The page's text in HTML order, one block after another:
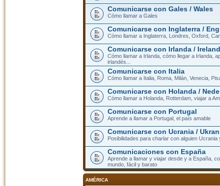
Comunicarse con Gales / Wales
Cómo llamar a Gales
Comunicarse con Inglaterra /
Cómo llamar a Inglaterra, Londres, Oxford,
Comunicarse con Irlanda / Ireland
Cómo llamar a Irlanda, cómo llegar a Irlanda,
irlandés...
Comunicarse con Italia
Cómo llamar a Italia, Roma, Milán, Venecia,
Comunicarse con Holanda /
Cómo llamar a Holanda, Rotterdam, viajar a
Comunicarse con Portugal
Aprende a llamar a Portugal, el país amable
Comunicarse con Ucrania /
Posibilidades para charlar con alguien Ucrania
Comunicaciones con España
Aprende a llamar y viajar desde y a España,
mundo, fácil y barato
AMÉRICA